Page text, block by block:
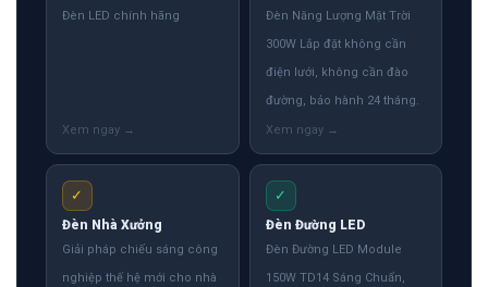
Đèn LED chính hãng
Đèn Năng Lượng Mặt Trời
300W Lắp đặt không cần
điện lưới, không cần đào
đường, bảo hành 24 tháng.
✓
Đèn Nhà Xưởng
Giải pháp chiếu sáng công
nghiệp thế hệ mới cho nhà
✓
Đèn Đường LED
Đèn Đường LED Module
150W TD14 Sáng Chuẩn,